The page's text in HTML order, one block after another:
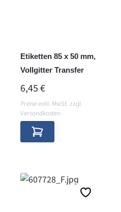
Etiketten 85 x 50 mm,
Vollgitter Transfer
REGULÄRER PREIS:
6,45 €
Preise exkl. MwSt. zzgl.
Versandkosten